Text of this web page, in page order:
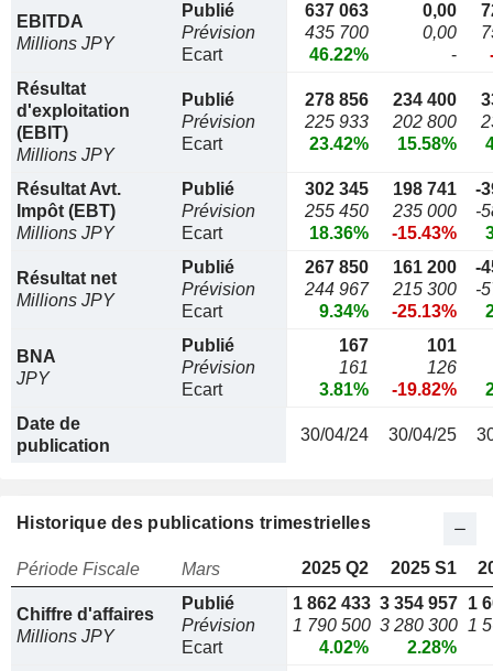
EBITDA
Millions JPY
Publié
Prévision
Ecart
637 063
435 700
46.22%
0,00
0,00
-
Résultat
d'exploitation
(EBIT)
Millions JPY
Publié
Prévision
Ecart
278 856
225 933
23.42%
234 400
202 800
15.58%
Résultat Avt.
Impôt (EBT)
Millions JPY
Publié
Prévision
Ecart
302 345
255 450
18.36%
198 741
235 000
-15.43%
-
-
Résultat net
Millions JPY
Publié
Prévision
Ecart
267 850
244 967
9.34%
161 200
215 300
-25.13%
-
-
BNA
JPY
Publié
Prévision
Ecart
167
161
3.81%
101
126
-19.82%
Date de
publication
30/04/24 30/04/25
Historique des publications trimestrielles
Période Fiscale Mars 2025 Q2 2025 S1
Chiffre d'affaires
Millions JPY
Publié
Prévision
Ecart
1 862 433
1 790 500
4.02%
3 354 957
3 280 300
2.28%
1
1